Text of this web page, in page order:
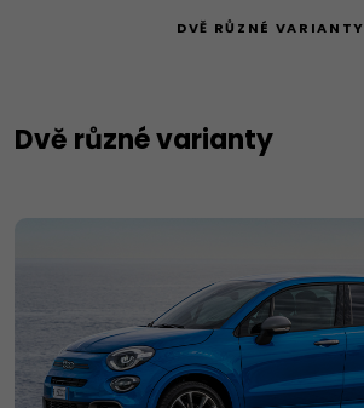
DVĚ RŮZNÉ VARIANTY
Dvě různé varianty